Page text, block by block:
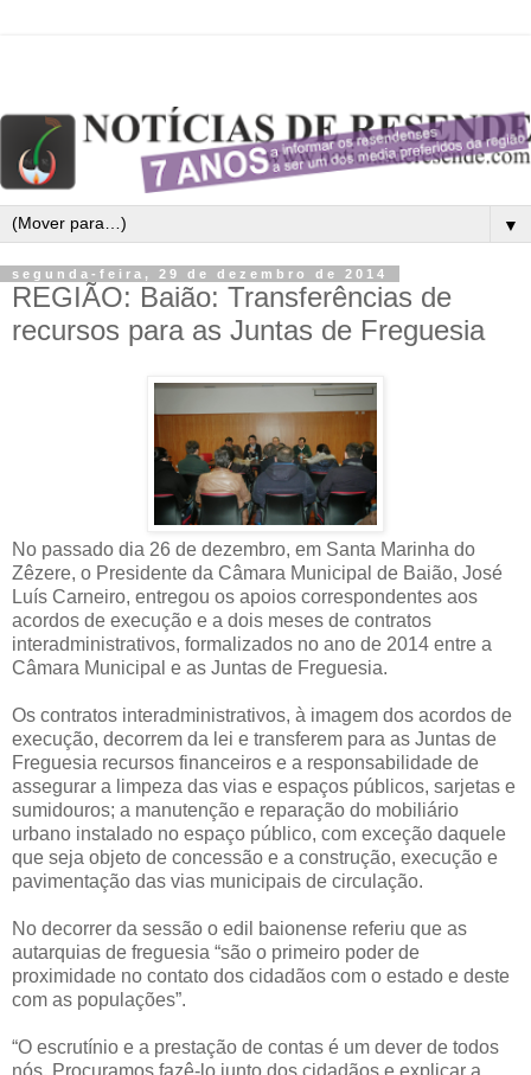
▼
segunda-feira, 29 de dezembro de 2014
REGIÃO: Baião: Transferências de
recursos para as Juntas de Freguesia
No passado dia 26 de dezembro, em Santa Marinha do
Zêzere, o Presidente da Câmara Municipal de Baião, José
Luís Carneiro, entregou os apoios correspondentes aos
acordos de execução e a dois meses de contratos
interadministrativos, formalizados no ano de 2014 entre a
Câmara Municipal e as Juntas de Freguesia.
Os contratos interadministrativos, à imagem dos acordos de
execução, decorrem da lei e transferem para as Juntas de
Freguesia recursos financeiros e a responsabilidade de
assegurar a limpeza das vias e espaços públicos, sarjetas e
sumidouros; a manutenção e reparação do mobiliário
urbano instalado no espaço público, com exceção daquele
que seja objeto de concessão e a construção, execução e
pavimentação das vias municipais de circulação.
No decorrer da sessão o edil baionense referiu que as
autarquias de freguesia “são o primeiro poder de
proximidade no contato dos cidadãos com o estado e deste
com as populações”.
“O escrutínio e a prestação de contas é um dever de todos
nós. Procuramos fazê-lo junto dos cidadãos e explicar a